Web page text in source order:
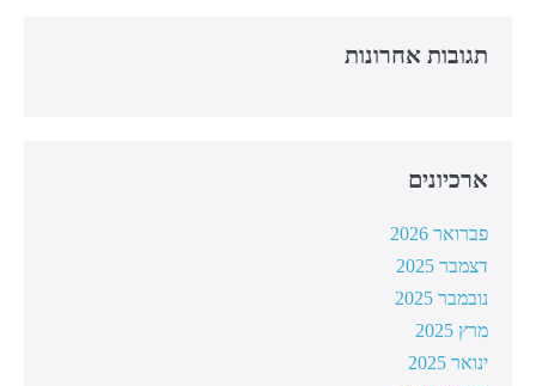
תגובות אחרונות
ארכיונים
פברואר 2026
דצמבר 2025
נובמבר 2025
מרץ 2025
ינואר 2025